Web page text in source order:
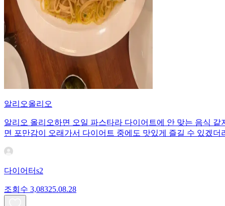
알리오올리오
알리오 올리오하면 오일 파스타라 다이어트에 안 맞는 음식
면 포만감이 오래가서 다이어트 중에도 맛있게 즐길 수 있겠
다이어터s2
조회수 3,08325.08.28